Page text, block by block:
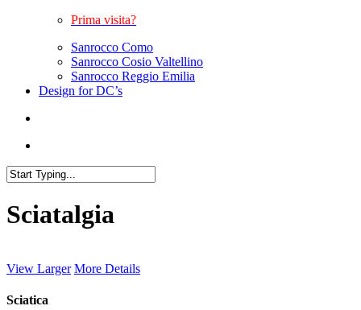
Prima visita?
Sanrocco Como
Sanrocco Cosio Valtellino
Sanrocco Reggio Emilia
Design for DC’s
Sciatalgia
View Larger More Details
Sciatica